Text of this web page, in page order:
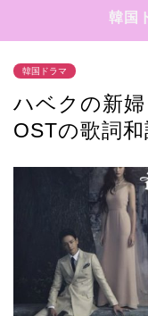
韓国
韓国ドラマ
ハベクの新婦
OSTの歌詞